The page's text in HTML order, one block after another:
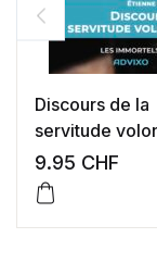
Discours de la
servitude
9.95 CHF